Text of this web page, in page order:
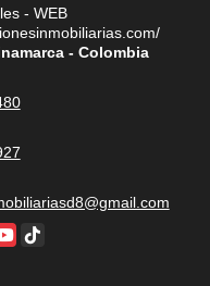
- WEB
- Colombia
TikTok